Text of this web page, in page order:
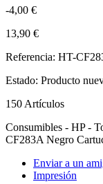
-4,00 €
13,90 €
Referencia: HT-
Estado: Producto
150 Artículos
Consumibles - HP -
CF283A Negro
Enviar a un
Impresión